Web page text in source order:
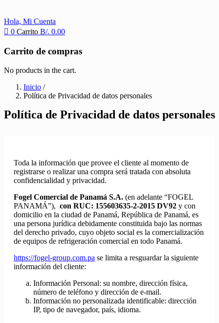
Hola, Mi Cuenta
0 Carrito B/. 0.00
Carrito de compras
No products in the cart.
Inicio /
Política de Privacidad de datos personales
Política de Privacidad de datos personales
Toda la información que provee el cliente al momento de
registrarse o realizar una compra será tratada con absoluta
confidencialidad y privacidad.
Fogel Comercial de Panamá S.A. (en adelante “FOGEL
PANAMÁ”), con RUC: 155603635-2-2015 DV92 y con
domicilio en la ciudad de Panamá, República de Panamá, es
una persona jurídica debidamente constituida bajo las normas
del derecho privado, cuyo objeto social es la comercialización
de equipos de refrigeración comercial en todo Panamá.
https://fogel-group.com.pa se limita a resguardar la siguiente
información del cliente:
Información Personal: su nombre, dirección física,
número de teléfono y dirección de e-mail.
Información no personalizada identificable: dirección
IP, tipo de navegador, país, idioma.